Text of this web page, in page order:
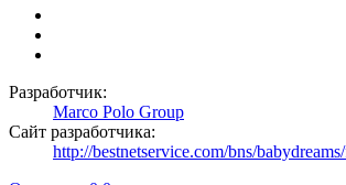
Разработчик:
Marco Polo Group
Сайт разработчика:
http://bestnetservice.com/bns/